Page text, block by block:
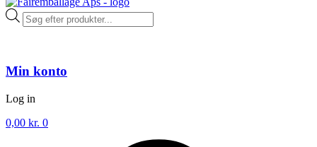
Products
search
Min konto
Log in
0,00 kr. 0